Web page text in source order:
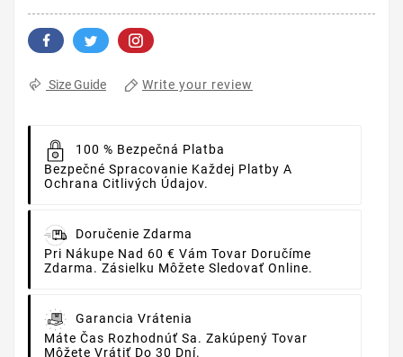
Size Guide Write your review
100 % Bezpečná Platba
Bezpečné Spracovanie Každej Platby A
Ochrana Citlivých Údajov.
Doručenie Zdarma
Pri Nákupe Nad 60 € Vám Tovar Doručíme
Zdarma. Zásielku Môžete Sledovať Online.
Garancia Vrátenia
Máte Čas Rozhodnúť Sa. Zakúpený Tovar
Môžete Vrátiť Do 30 Dní.